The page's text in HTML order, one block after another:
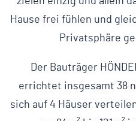
Hause frei fühlen und
Privatsphäre
Der Bauträger
errichtet insgesamt 38
sich auf 4 Häuser